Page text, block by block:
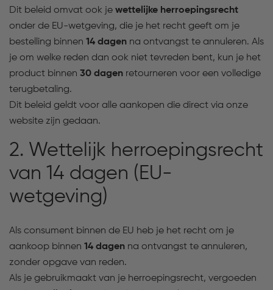
Dit beleid omvat ook je wettelijke herroepingsrecht
onder de EU-wetgeving, die je het recht geeft om je
bestelling binnen 14 dagen na ontvangst te annuleren. Als
je om welke reden dan ook niet tevreden bent, kun je het
product binnen 30 dagen retourneren voor een volledige
terugbetaling.
Dit beleid geldt voor alle aankopen die direct via onze
website zijn gedaan.
2. Wettelijk herroepingsrecht
van 14 dagen (EU-
wetgeving)
Als consument binnen de EU heb je het recht om je
aankoop binnen 14 dagen na ontvangst te annuleren,
zonder opgave van reden.
Als je gebruikmaakt van je herroepingsrecht, vergoeden